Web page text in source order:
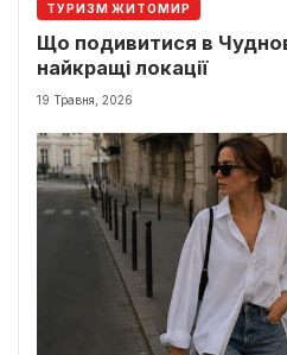
ТУРИЗМ ЖИТОМИР
Що подивитися в
найкращі локації
19 Травня, 2026